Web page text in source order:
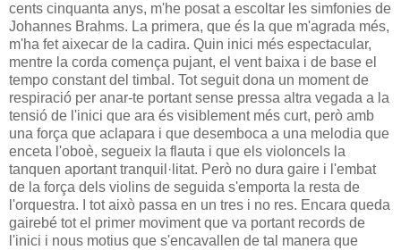
cents cinquanta anys, m'he posat a escoltar les simfonies de
Johannes Brahms. La primera, que és la que m'agrada més,
m'ha fet aixecar de la cadira. Quin inici més espectacular,
mentre la corda comença pujant, el vent baixa i de base el
tempo constant del timbal. Tot seguit dona un moment de
respiració per anar-te portant sense pressa altra vegada a la
tensió de l'inici que ara és visiblement més curt, però amb
una força que aclapara i que desemboca a una melodia que
enceta l'oboè, segueix la flauta i que els violoncels la
tanquen aportant tranquil·litat. Però no dura gaire i l'embat
de la força dels violins de seguida s'emporta la resta de
l'orquestra. I tot això passa en un tres i no res. Encara queda
gairebé tot el primer moviment que va portant records de
l'inici i nous motius que s'encavallen de tal manera que